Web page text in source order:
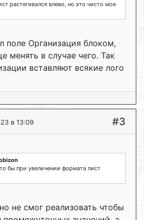
растягивался влево, но это чисто мое
поле Организация блоком,
менять в случае чего. Так
вставляют всякие лого
в 13:09 #3
бы при увеличении формата лист
не смог реализовать чтобы